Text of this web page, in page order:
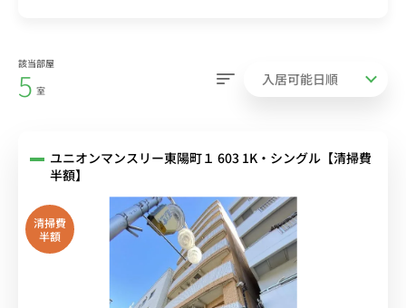
該当部屋
5 室
ユニオンマンスリー東陽町１ 603 1K・シングル【清掃費
半額】
清掃費
半額